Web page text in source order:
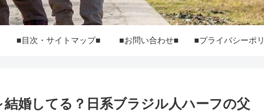
■目次・サイトマップ■ ■お問い合わせ■
結婚してる？日系ブラジル人ハーフの父